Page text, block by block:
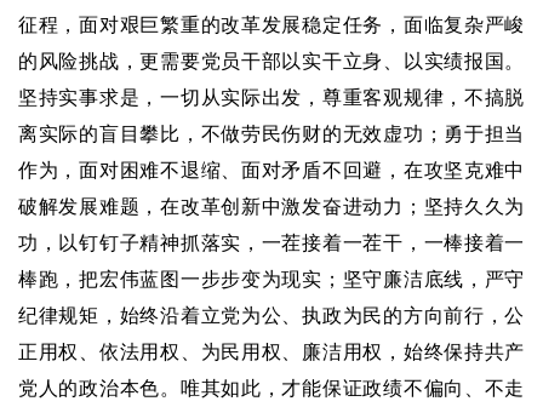
征程，面对艰巨繁重的改革发展稳定任务，面临复杂严峻
的风险挑战，更需要党员干部以实干立身、以实绩报国。
坚持实事求是，一切从实际出发，尊重客观规律，不搞脱
离实际的盲目攀比，不做劳民伤财的无效虚功；勇于担当
作为，面对困难不退缩、面对矛盾不回避，在攻坚克难中
破解发展难题，在改革创新中激发奋进动力；坚持久久为
功，以钉钉子精神抓落实，一茬接着一茬干，一棒接着一
棒跑，把宏伟蓝图一步步变为现实；坚守廉洁底线，严守
纪律规矩，始终沿着立党为公、执政为民的方向前行，公
正用权、依法用权、为民用权、廉洁用权，始终保持共产
党人的政治本色。唯其如此，才能保证政绩不偏向、不走